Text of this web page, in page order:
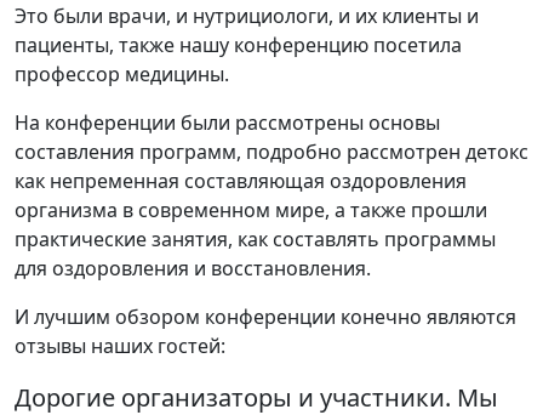
Это были врачи, и нутрициологи, и их клиенты и
пациенты, также нашу конференцию посетила
профессор медицины.
На конференции были рассмотрены основы
составления программ, подробно рассмотрен детокс
как непременная составляющая оздоровления
организма в современном мире, а также прошли
практические занятия, как составлять программы
для оздоровления и восстановления.
И лучшим обзором конференции конечно являются
отзывы наших гостей:
Дорогие организаторы и участники. Мы